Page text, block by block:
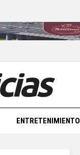
ENTRETENIMIENTO